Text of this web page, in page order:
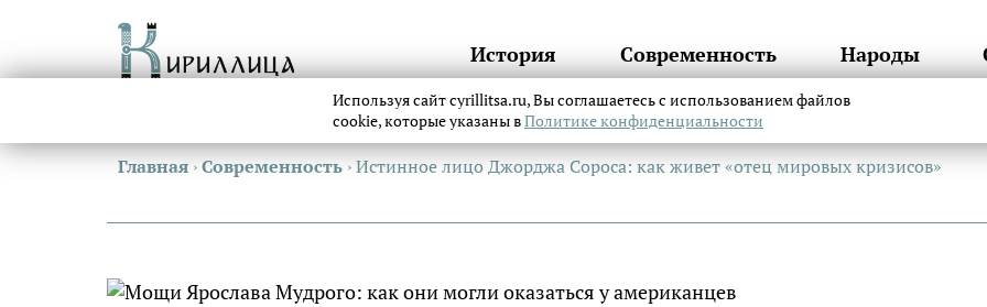
История Современность Народы
Главная ›Современность ›Истинное лицо Джорджа Сороса: как живет «отец мировых кризисов»
Используя сайт cyrillitsa.ru, Вы соглашаетесь с использованием файлов
cookie, которые указаны вПолитике конфиденциальности